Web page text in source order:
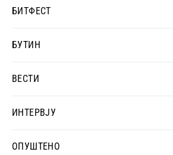
БИТФЕСТ
БУТИН
ВЕСТИ
ИНТЕРВЈУ
ОПУШТЕНО